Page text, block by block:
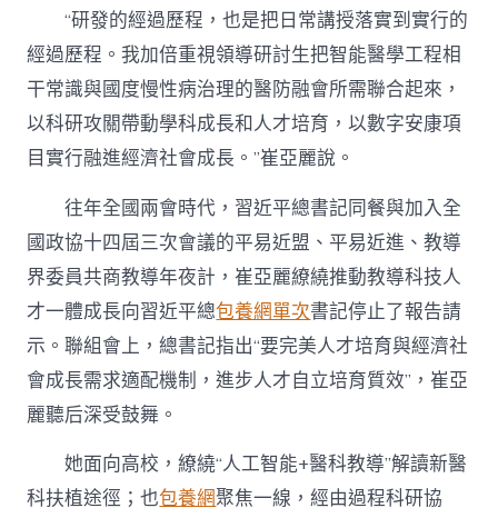
“研發的經過歷程，也是把日常講授落實到實行的
經過歷程。我加倍重視領導研討生把智能醫學工程相
干常識與國度慢性病治理的醫防融會所需聯合起來，
以科研攻關帶動學科成長和人才培育，以數字安康項
目實行融進經濟社會成長。”崔亞麗說。
往年全國兩會時代，習近平總書記同餐與加入全
國政協十四屆三次會議的平易近盟、平易近進、教導
界委員共商教導年夜計，崔亞麗繚繞推動教導科技人
才一體成長向習近平總包養網單次書記停止了報告請
示。聯組會上，總書記指出“要完美人才培育與經濟社
會成長需求適配機制，進步人才自立培育質效”，崔亞
麗聽后深受鼓舞。
她面向高校，繚繞“人工智能+醫科教導”解讀新醫
科扶植途徑；也包養網聚焦一線，經由過程科研協